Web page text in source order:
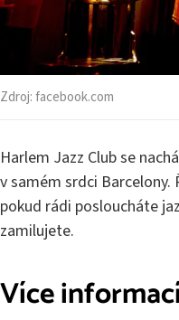
Zdroj:facebook.com
Harlem Jazz Club se
v samém srdci Barcelony.
pokud rádi posloucháte
zamilujete.
Více